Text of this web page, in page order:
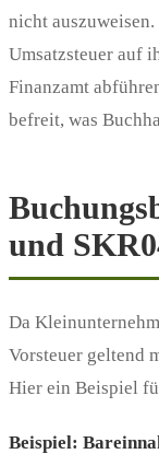
nicht
Umsatzsteuer auf
Finanzamt
befreit, was
und
Da
Vorsteuer geltend
Hier ein Beispiel
Beispiel: